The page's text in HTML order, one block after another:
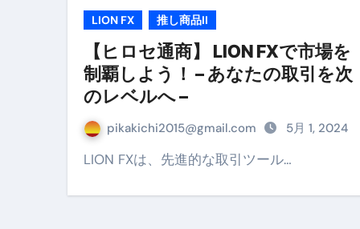
意外にありえる？日経平均
アフィリエイト【稼げるキーワ
【必見】融資受けるなら”コレ
弁護士が教える「投資詐欺」
【PR】フリーランス必見！入
【2023年最新】金融ブラック
LION FX 推し商品II
【ヒロセ通商】 LION FXで市場を
制覇しよう！ – あなたの取引を次
のレベルへ –
pikakichi2015@gmail.com 5月 1, 2024
LION FXは、先進的な取引ツール…